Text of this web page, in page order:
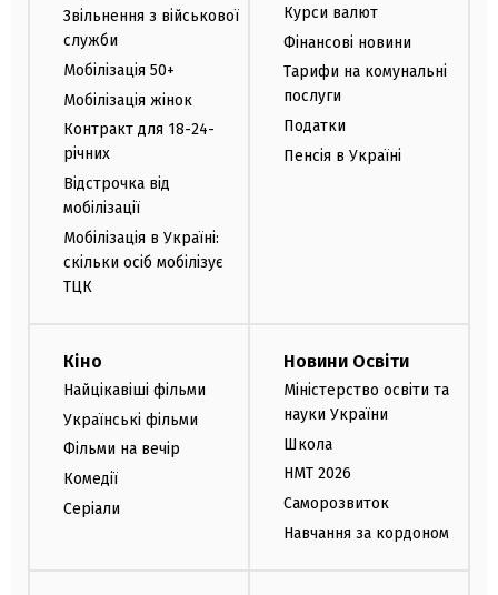
Звільнення з військової
служби
Мобілізація 50+
Мобілізація жінок
Контракт для 18-24-
річних
Відстрочка від
мобілізації
Мобілізація в Україні:
скільки осіб мобілізує
ТЦК
Курси валют
Фінансові новини
Тарифи на комунальні
послуги
Податки
Пенсія в Україні
Кіно
Найцікавіші фільми
Українські фільми
Фільми на вечір
Комедії
Серіали
Новини Освіти
Міністерство освіти та
науки України
Школа
НМТ 2026
Саморозвиток
Навчання за кордоном